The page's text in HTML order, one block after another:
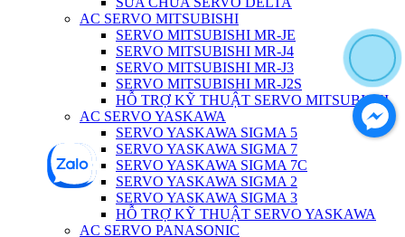
AC SERVO MITSUBISHI
SERVO MITSUBISHI MR-JE
SERVO MITSUBISHI MR-J4
SERVO MITSUBISHI MR-J3
SERVO MITSUBISHI MR-J2S
HỖ TRỢ KỸ THUẬT SERVO MITSUBISHI
AC SERVO YASKAWA
SERVO YASKAWA SIGMA 5
SERVO YASKAWA SIGMA 7
SERVO YASKAWA SIGMA 7C
SERVO YASKAWA SIGMA 2
SERVO YASKAWA SIGMA 3
HỖ TRỢ KỸ THUẬT SERVO YASKAWA
AC SERVO PANASONIC